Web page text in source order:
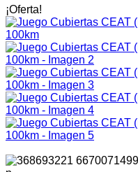
¡Oferta!